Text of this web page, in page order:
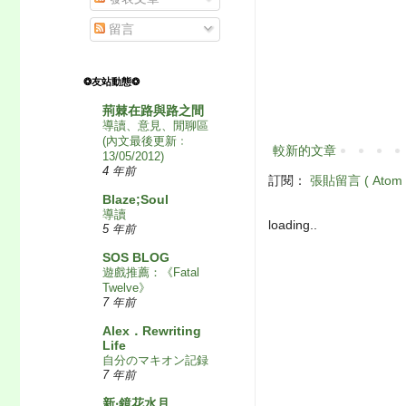
較新的文章
訂閱： 張貼留言 ( Atom
loading..
留言
❂友站動態❂
荊棘在路與路之間
導讀、意見、閒聊區
(內文最後更新﹕
13/05/2012)
4 年前
Blaze;Soul
導讀
5 年前
SOS BLOG
遊戲推薦：《Fatal
Twelve》
7 年前
Alex．Rewriting
Life
自分のマキオン記録
7 年前